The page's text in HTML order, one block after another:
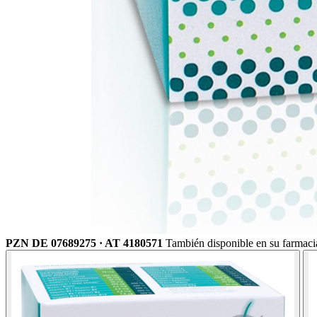
PZN DE 07689275 · AT 4180571 También disponible en su